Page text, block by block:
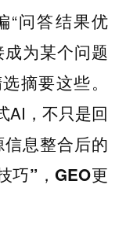
“问答结果优
为某个问题
摘要这些。
AI，不只是回
息整合后的
巧”，GEO更